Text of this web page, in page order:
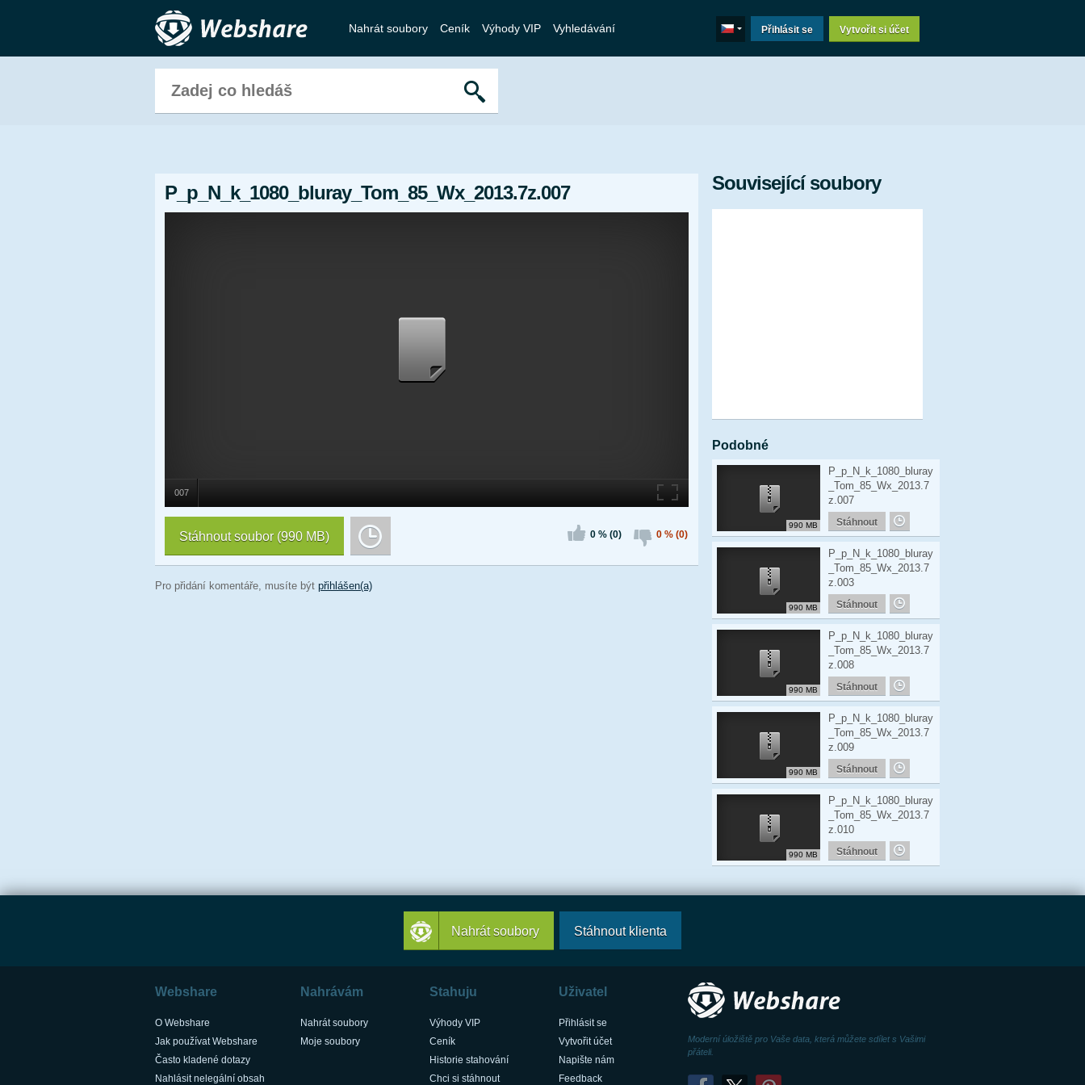
Nahrát soubory Ceník Výhody VIP Vyhledávání Přihlásit se Vytvořit si účet
P_p_N_k_1080_bluray_Tom_85_Wx_2013.7z.007
007
0 % (0) 0 % (0)
Stáhnout soubor (990 MB)
Pro přidání komentáře, musíte být přihlášen(a)
Související soubory
Podobné
990 MB
P_p_N_k_1080_bluray
_Tom_85_Wx_2013.7
z.007
Stáhnout
990 MB
P_p_N_k_1080_bluray
_Tom_85_Wx_2013.7
z.003
Stáhnout
990 MB
P_p_N_k_1080_bluray
_Tom_85_Wx_2013.7
z.008
Stáhnout
990 MB
P_p_N_k_1080_bluray
_Tom_85_Wx_2013.7
z.009
Stáhnout
990 MB
P_p_N_k_1080_bluray
_Tom_85_Wx_2013.7
z.010
Stáhnout
Nahrát soubory Stáhnout klienta
Webshare
O Webshare
Jak používat Webshare
Často kladené dotazy
Nahlásit nelegální obsah
Nahrávám
Nahrát soubory
Moje soubory
Stahuju
Výhody VIP
Ceník
Historie stahování
Chci si stáhnout
Uživatel
Přihlásit se
Vytvořit účet
Napište nám
Feedback
Moderní úložiště pro Vaše data, která můžete sdílet s Vašimi
přáteli.